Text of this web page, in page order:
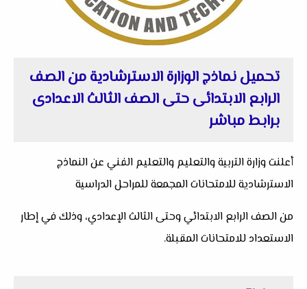
تحميل نماذج الوزارة الاسترشادية من الصف
الرابع الابتدائى حتى الصف الثالث الاعدادى
برابط مباشر
أعلنت وزارة التربية والتعليم والتعليم الفني عن النماذج
الاسترشادية للامتحانات المجمعة للمراحل الدراسية
من الصف الرابع الابتدائي وحتى الثالث الإعدادي، وذلك في إطار
الاستعداد للامتحانات المقبلة.